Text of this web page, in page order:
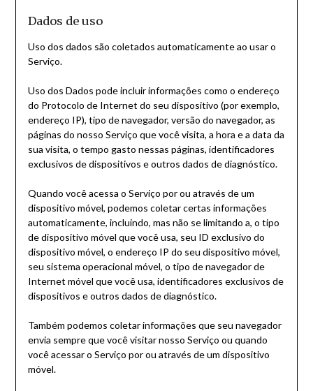
Dados de uso
Uso dos dados são coletados automaticamente ao usar o
Serviço.
Uso dos Dados pode incluir informações como o endereço
do Protocolo de Internet do seu dispositivo (por exemplo,
endereço IP), tipo de navegador, versão do navegador, as
páginas do nosso Serviço que você visita, a hora e a data da
sua visita, o tempo gasto nessas páginas, identificadores
exclusivos de dispositivos e outros dados de diagnóstico.
Quando você acessa o Serviço por ou através de um
dispositivo móvel, podemos coletar certas informações
automaticamente, incluindo, mas não se limitando a, o tipo
de dispositivo móvel que você usa, seu ID exclusivo do
dispositivo móvel, o endereço IP do seu dispositivo móvel,
seu sistema operacional móvel, o tipo de navegador de
Internet móvel que você usa, identificadores exclusivos de
dispositivos e outros dados de diagnóstico.
Também podemos coletar informações que seu navegador
envia sempre que você visitar nosso Serviço ou quando
você acessar o Serviço por ou através de um dispositivo
móvel.